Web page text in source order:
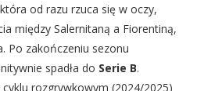
od razu rzuca się w oczy,
między Salernitaną a Fiorentiną,
Po zakończeniu sezonu
spadła do Serie B.
rozgrywkowym (2024/2025)